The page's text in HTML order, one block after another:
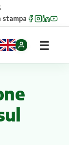
stampa
☰